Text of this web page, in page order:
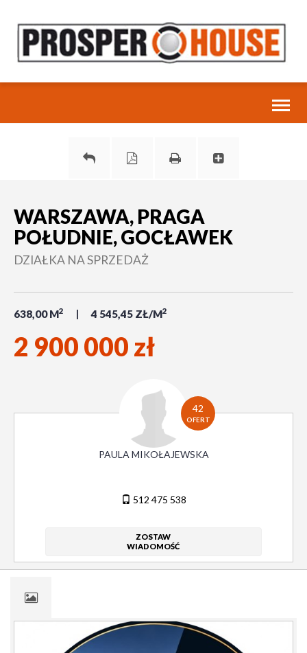
WARSZAWA, PRAGA
POŁUDNIE, GOCŁAWEK
DZIAŁKA NA SPRZEDAŻ
638,00 M2 4 545,45 ZŁ/M2
2 900 000 zł
42
OFERT
PAULA MIKOŁAJEWSKA
512 475 538
ZOSTAW
WIADOMOŚĆ